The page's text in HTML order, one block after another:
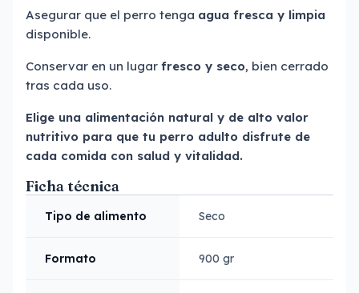
Asegurar que el perro tenga agua fresca y limpia
disponible.
Conservar en un lugar fresco y seco, bien cerrado
tras cada uso.
Elige una alimentación natural y de alto valor
nutritivo para que tu perro adulto disfrute de
cada comida con salud y vitalidad.
Ficha técnica
Tipo de alimento Seco
Formato 900 gr